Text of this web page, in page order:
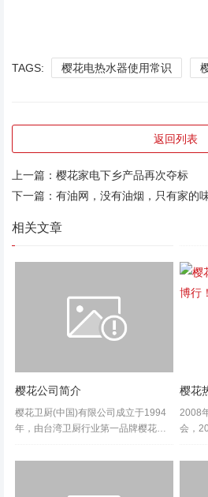
TAGS: 樱花电热水器使用常识
返回列表
上一篇： 樱花家电下乡产品再次夺标
下一篇： 有油网，没有油烟，只有家的味道——
相关文章
樱花公司简介
樱花卫厨(中国)有限公司成立于1994
年，由台湾卫厨行业第一品牌樱花企
体厨房、吸油烟机、燃气热水器、电
2008
会，
世界